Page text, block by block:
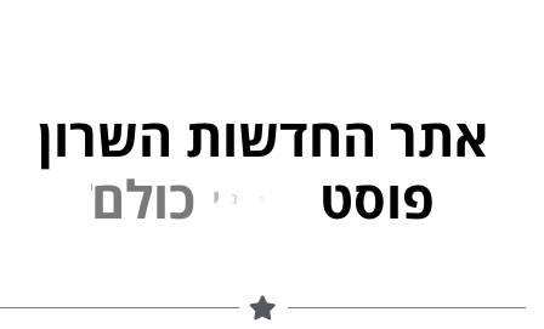
אתר החדשות השרון
פוסט